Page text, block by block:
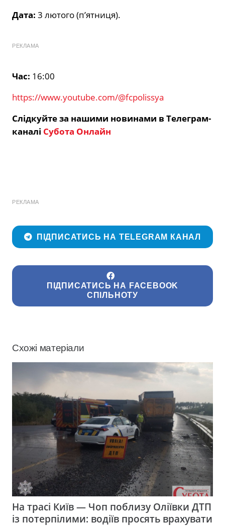
Дата: 3 лютого (п’ятниця).
РЕКЛАМА
Час: 16:00
https://www.youtube.com/@fcpolissya
Слідкуйте за нашими новинами в Телеграм-
каналі Субота Онлайн
РЕКЛАМА
ПІДПИСАТИСЬ НА TELEGRAM КАНАЛ
ПІДПИСАТИСЬ НА FACEBOOK
СПІЛЬНОТУ
Схожі матеріали
На трасі Київ — Чоп поблизу Оліївки ДТП
із потерпілими: водіїв просять врахувати